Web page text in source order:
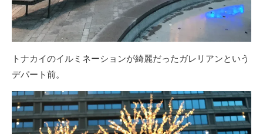
トナカイのイルミネーションが綺麗だったガレリアンという
デパート前。